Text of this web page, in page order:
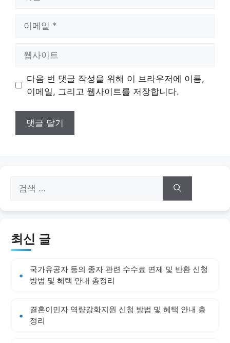
트
다음 번 댓글 작성을 위해 이 브라우저에 이름,
이메일, 그리고 웹사이트를 저장합니다.
색:
최신 글
국가유공자 등의 종자 관련 수수료 면제 및 반환 신청
방법 및 혜택 안내 총정리
결혼이민자 역량강화지원 신청 방법 및 혜택 안내 총
정리